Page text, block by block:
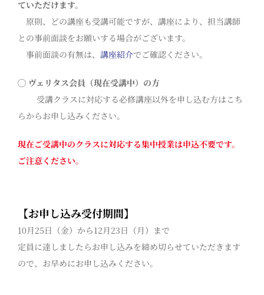
ていただけます。
原則、どの講座も受講可能ですが、講座により、担当講師
との事前面談をお願いする場合がございます。
事前面談の有無は、 講座紹介でご確認ください。
◯ ヴェリタス会員（現在受講中）の方
受講クラスに対応する必修講座以外を申し込む方はこち
らからお申し込みください。
現在ご受講中のクラスに対応する集中授業は申込不要です。
ご注意ください。
【お申し込み受付期間】
10月25日（金）から12月23日（月）まで
定員に達しましたらお申し込みを締め切らせていただきます
ので、お早めにお申し込みください。